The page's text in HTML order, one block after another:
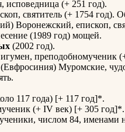
исповедница (+ 251 год).
святитель (+ 1754 год).
Воронежский, епископ,
(1989 год) мощей.
(2002 год).
преподобномученик
(Евфросиния) Муромские,
117 года) [+ 117 год]*.
(+ IV век) [+ 305 год]*.
числом 84, именами